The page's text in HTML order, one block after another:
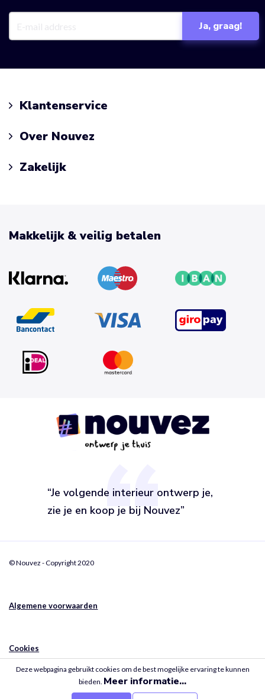
Klantenservice
Over Nouvez
Zakelijk
“Je volgende interieur ontwerp je,
zie je en koop je bij Nouvez”
Makkelijk & veilig betalen
© Nouvez - Copyright 2020
Algemene voorwaarden
Cookies
Deze webpagina gebruikt cookies om de best mogelijke ervaring te kunnen
bieden. Meer informatie...